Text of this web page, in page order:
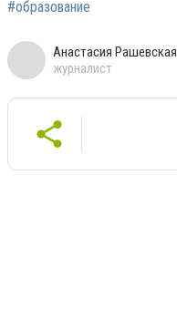
#образование
Анастасия Рашевская
журналист